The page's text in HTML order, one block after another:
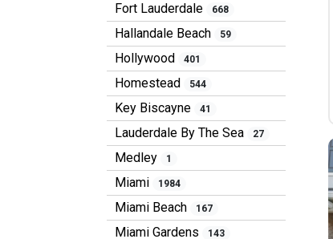
Fort Lauderdale 668
Hallandale Beach 59
Hollywood 401
Homestead 544
Key Biscayne 41
Lauderdale By The Sea 27
Medley 1
Miami 1984
Miami Beach 167
Miami Gardens 143